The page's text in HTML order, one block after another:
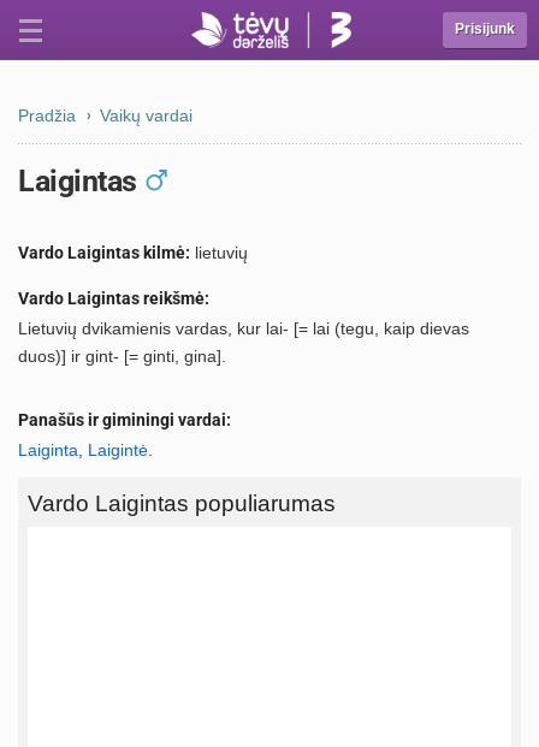
Prisijunk
Pradžia Vaikų vardai
Laigintas
Vardo Laigintas kilmė: lietuvių
Vardo Laigintas reikšmė:
Lietuvių dvikamienis vardas, kur lai- [= lai (tegu, kaip dievas
duos)] ir gint- [= ginti, gina].
Panašūs ir giminingi vardai:
Laiginta
Laigintė
Vardo Laigintas populiarumas